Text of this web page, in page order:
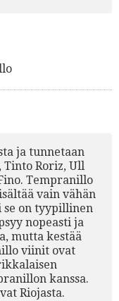
ja tunnetaan
Tinto Roriz, Ull
Tempranillo
vain vähän
se on tyypillinen
nopeasti ja
mutta kestää
viinit ovat
kanssa.
Riojasta.